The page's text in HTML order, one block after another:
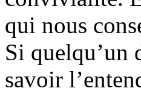
qui nous
Si quelqu’un
savoir